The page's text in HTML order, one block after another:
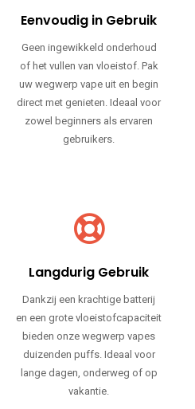
Eenvoudig in Gebruik
Geen ingewikkeld onderhoud
of het vullen van vloeistof. Pak
uw wegwerp vape uit en begin
direct met genieten. Ideaal voor
zowel beginners als ervaren
gebruikers.
Langdurig Gebruik
Dankzij een krachtige batterij
en een grote vloeistofcapaciteit
bieden onze wegwerp vapes
duizenden puffs. Ideaal voor
lange dagen, onderweg of op
vakantie.